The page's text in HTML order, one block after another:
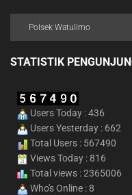
STATISTIK
Users Today : 436
Users Yesterday : 662
Total Users : 567490
Views Today : 816
Total views : 2365006
Who's Online : 8